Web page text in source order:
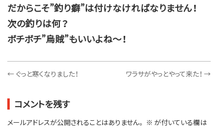
だからこそ”釣り癖”は付けなければなりません！
次の釣りは何？
ボチボチ”烏賊”もいいよね～！
← ぐっと寒くなりました！ ワラサがやっとやって来た！ →
コメントを残す
メールアドレスが公開されることはありません。 ※ が付いている欄は